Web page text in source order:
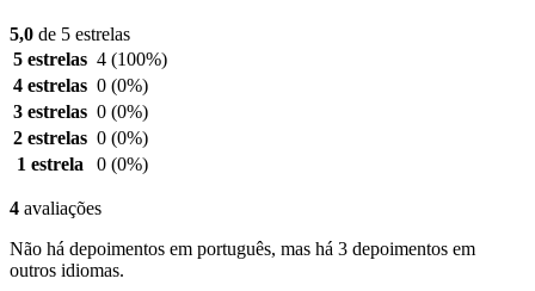
5,0 de 5 estrelas
5 estrelas 4 (100%)
4 estrelas 0 (0%)
3 estrelas 0 (0%)
2 estrelas 0 (0%)
1 estrela
0 (0%)
4 avaliações
Não há depoimentos em português, mas há 3 depoimentos em
outros idiomas.